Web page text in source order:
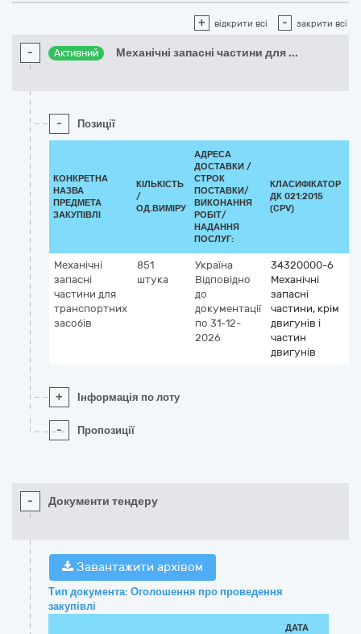
+ відкрити всі - закрити всі
- Активний Механічні запасні частини для ...
- Позиції
КОНКРЕТНА
НАЗВА
ПРЕДМЕТА
ЗАКУПІВЛІ
КІЛЬКІСТЬ
/
ОД.ВИМІРУ
АДРЕСА
ДОСТАВКИ /
СТРОК
ПОСТАВКИ/
ВИКОНАННЯ
РОБІТ/
НАДАННЯ
ПОСЛУГ:
КЛАСИФІКАТОР
ДК 021:2015
(CPV)
Механічні
запасні
частини для
транспортних
засобів
851
штука
Україна
Відповідно
до
документації
по 31-12-
2026
34320000-6
Механічні
запасні
частини, крім
двигунів і
частин
двигунів
+ Інформація по лоту
- Пропозиції
- Документи тендеру
Завантажити архівом
Тип документа: Оголошення про проведення
закупівлі
ДАТА